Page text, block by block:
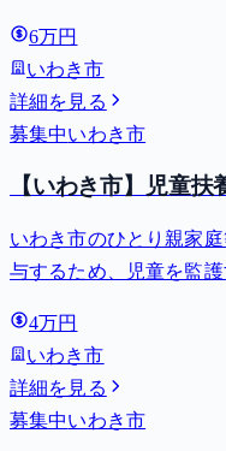
6万円
いわき市
詳細を見る
募集中いわき市
【いわき市】児童扶
いわき市のひとり親家
与するため、児童を監
4万円
いわき市
詳細を見る
募集中いわき市